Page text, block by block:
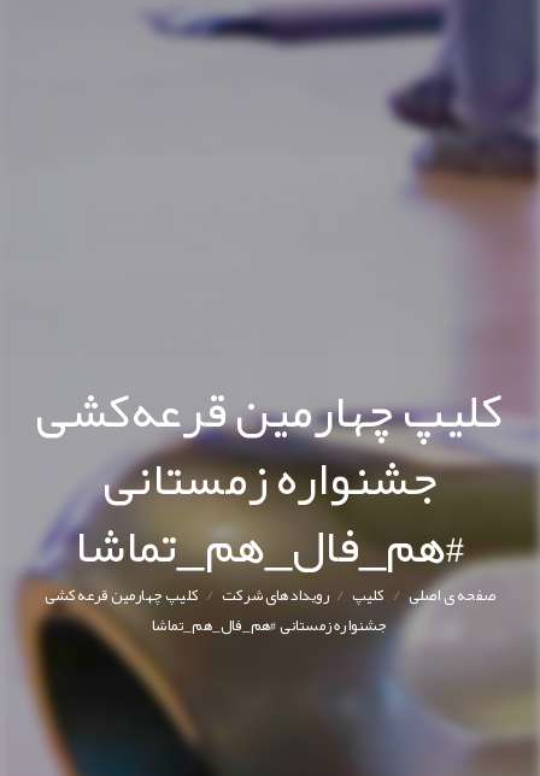
کلیپ چهارمین قرعه‌کشی
جشنواره زمستانی
#هم_فال_هم_تماشا
صفحه ی اصلی/ کليپ/ رویدادهای شرکت/ کلیپ چهارمین قرعه‌کشی
جشنواره زمستانی #هم_فال_هم_تماشا